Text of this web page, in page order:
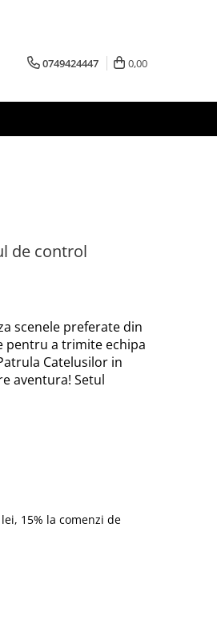
0749424447 0,00
de control
scenele preferate din
pentru a trimite echipa
Catelusilor in
aventura! Setul
15% la comenzi de